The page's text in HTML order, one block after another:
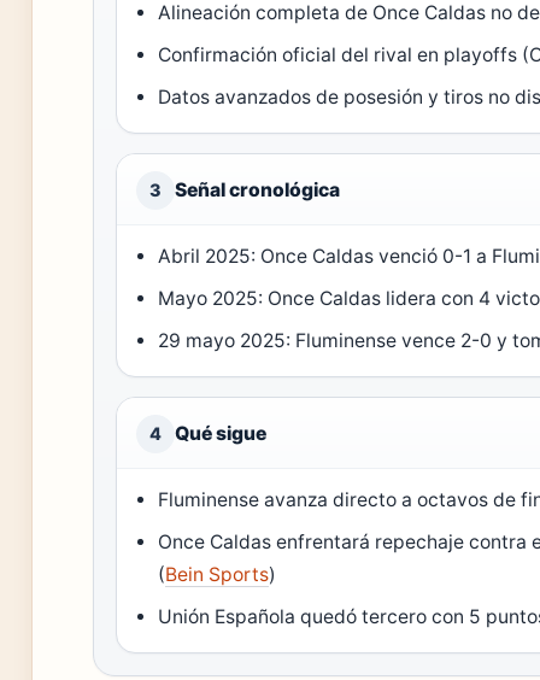
Alineación completa de Once Caldas no
Confirmación oficial del rival en playoffs
Datos avanzados de posesión y tiros no
3 Señal cronológica
Abril 2025: Once Caldas venció 0-1 a
Mayo 2025: Once Caldas lidera con 4
29 mayo 2025: Fluminense vence 2-0 y
4 Qué sigue
Fluminense avanza directo a octavos de
Once Caldas enfrentará repechaje contra
(Bein Sports)
Unión Española quedó tercero con 5